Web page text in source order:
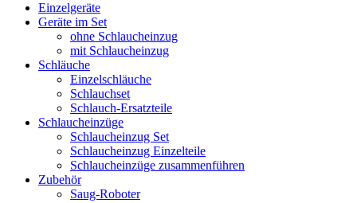
Einzelgeräte
Geräte im Set
ohne Schlaucheinzug
mit Schlaucheinzug
Schläuche
Einzelschläuche
Schlauchset
Schlauch-Ersatzteile
Schlaucheinzüge
Schlaucheinzug Set
Schlaucheinzug Einzelteile
Schlaucheinzüge zusammenführen
Zubehör
Saug-Roboter